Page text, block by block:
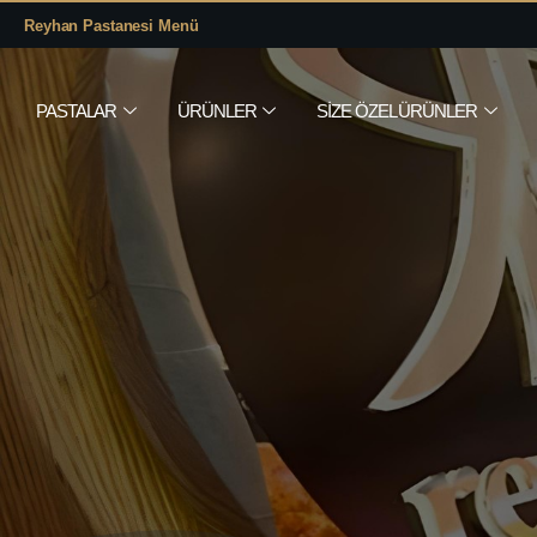
Reyhan Pastanesi Menü
PASTALAR ÜRÜNLER SIZE ÖZEL ÜRÜNLER